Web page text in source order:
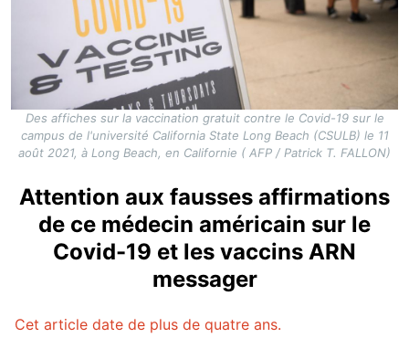
Des affiches sur la vaccination gratuit contre le Covid-19 sur le
campus de l'université California State Long Beach (CSULB) le 11
août 2021, à Long Beach, en Californie ( AFP / Patrick T. FALLON)
Attention aux fausses affirmations
de ce médecin américain sur le
Covid-19 et les vaccins ARN
messager
Cet article date de plus de quatre ans.